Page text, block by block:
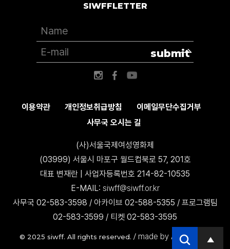
이용약관 개인정보취급방침
이메일무단수집거부
사무국 오시는 길
(사)서울국제여성영화제
(03999) 서울시 마포구 월드컵북로 57, 201호
대표 변재란 | 사업자등록번호 214-82-10535
E-MAIL: siwff@siwff.or.kr
사무국 02-583-3598 / 아카이브 02-588-5355 / 프로그램팀
02-583-3599 / 티켓 02-583-3595
© 2025 siwff. All rights reserved. / made by AccessICT
SIWFFLETTER
submit